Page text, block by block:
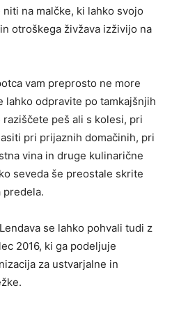
na malčke, ki lahko svojo
otroškega živžava izživijo na
vam preprosto ne more
lahko odpravite po tamkajšnjih
peš ali s kolesi, pri
pri prijaznih domačinih, pri
vina in druge kulinarične
seveda še preostale skrite
predela.
se lahko pohvali tudi z
2016, ki ga podeljuje
za ustvarjalne in